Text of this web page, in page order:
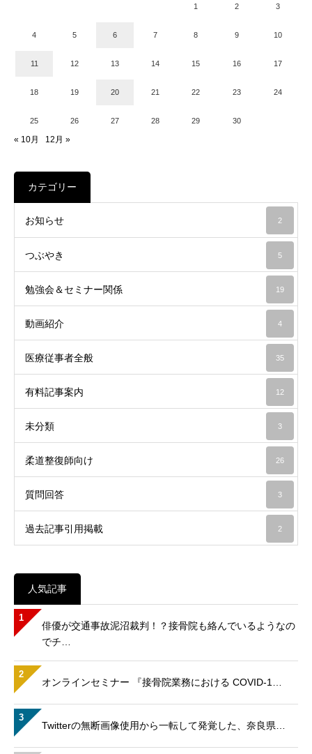
1 2 3
4 5 6 7 8 9 10
11 12 13 14 15 16 17
18 19 20 21 22 23 24
25 26 27 28 29 30
« 10月 12月 »
カテゴリー
お知らせ 2
つぶやき 5
勉強会＆セミナー関係 19
動画紹介 4
医療従事者全般 35
有料記事案内 12
未分類 3
柔道整復師向け 26
質問回答 3
過去記事引用掲載 2
人気記事
1
俳優が交通事故泥沼裁判！？接骨院も絡んでいるようなの
でチ…
2
オンラインセミナー 『接骨院業務における COVID-1…
3
Twitterの無断画像使用から一転して発覚した、奈良県…